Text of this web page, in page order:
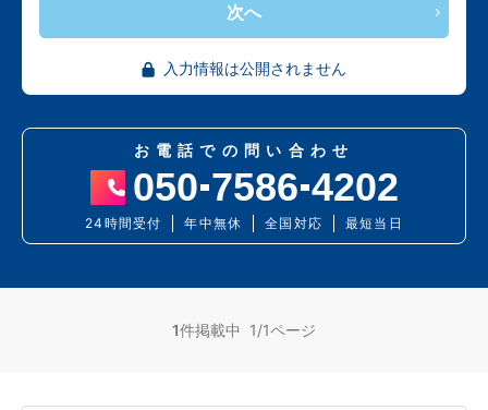
次へ
入力情報は公開されません
お電話での問い合わせ
050 7586 4202
24時間受付 年中無休 全国対応 最短当日
1件掲載中 1/1ページ